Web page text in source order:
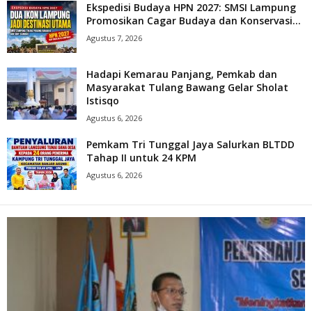
Ekspedisi Budaya HPN 2027: SMSI Lampung
Promosikan Cagar Budaya dan Konservasi...
Agustus 7, 2026
Hadapi Kemarau Panjang, Pemkab dan
Masyarakat Tulang Bawang Gelar Sholat
Istisqo
Agustus 6, 2026
Pemkam Tri Tunggal Jaya Salurkan BLTDD
Tahap II untuk 24 KPM
Agustus 6, 2026